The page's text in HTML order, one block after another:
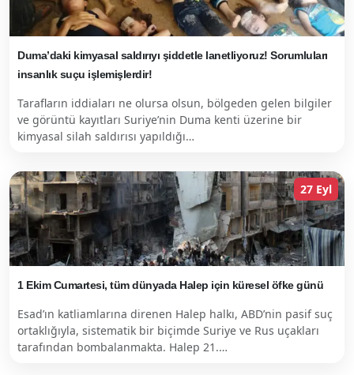
Duma’daki kimyasal saldırıyı şiddetle lanetliyoruz! Sorumluları
insanlık suçu işlemişlerdir!
Tarafların iddiaları ne olursa olsun, bölgeden gelen bilgiler
ve görüntü kayıtları Suriye’nin Duma kenti üzerine bir
kimyasal silah saldırısı yapıldığı…
27 Eyl
1 Ekim Cumartesi, tüm dünyada Halep için küresel öfke günü
Esad’ın katliamlarına direnen Halep halkı, ABD’nin pasif suç
ortaklığıyla, sistematik bir biçimde Suriye ve Rus uçakları
tarafından bombalanmakta. Halep 21.…